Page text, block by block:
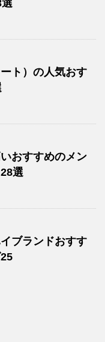
ト）の人気おす
おすすめのメン
選
ブランドおすす